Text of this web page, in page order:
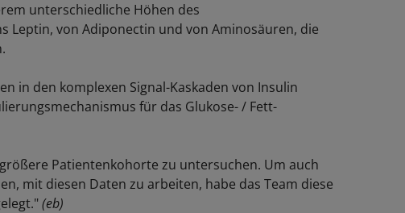
unterschiedliche Höhen des
von Adiponectin und von Aminosäuren, die
in den komplexen Signal-Kaskaden von Insulin
für das Glukose- / Fett-
Patientenkohorte zu untersuchen. Um auch
mit diesen Daten zu arbeiten, habe das Team diese
(eb)